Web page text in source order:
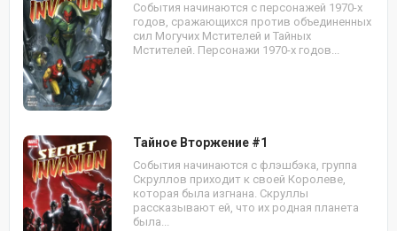
События начинаются с персонажей 1970-х
годов, сражающихся против объединенных
сил Могучих Мстителей и Тайных
Мстителей. Персонажи 1970-х годов...
Тайное Вторжение #1
События начинаются с флэшбэка, группа
Скруллов приходит к своей Королеве,
которая была изгнана. Скруллы
рассказывают ей, что их родная планета
была...